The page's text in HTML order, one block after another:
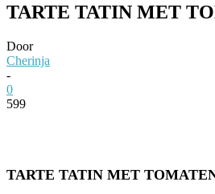
TARTE TATIN MET
Door
Cherinja
-
0
599
TARTE TATIN MET